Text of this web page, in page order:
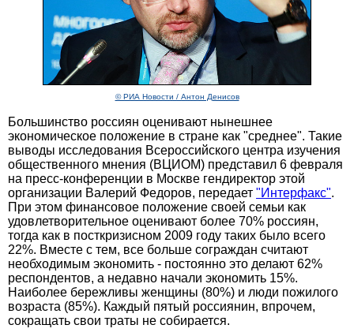
© РИА Новости / Антон Денисов
Большинство россиян оценивают нынешнее
экономическое положение в стране как "среднее". Такие
выводы исследования Всероссийского центра изучения
общественного мнения (ВЦИОМ) представил 6 февраля
на пресс-конференции в Москве гендиректор этой
организации Валерий Федоров, передает "Интерфакс".
При этом финансовое положение своей семьи как
удовлетворительное оценивают более 70% россиян,
тогда как в посткризисном 2009 году таких было всего
22%. Вместе с тем, все больше сограждан считают
необходимым экономить - постоянно это делают 62%
респондентов, а недавно начали экономить 15%.
Наиболее бережливы женщины (80%) и люди пожилого
возраста (85%). Каждый пятый россиянин, впрочем,
сокращать свои траты не собирается.